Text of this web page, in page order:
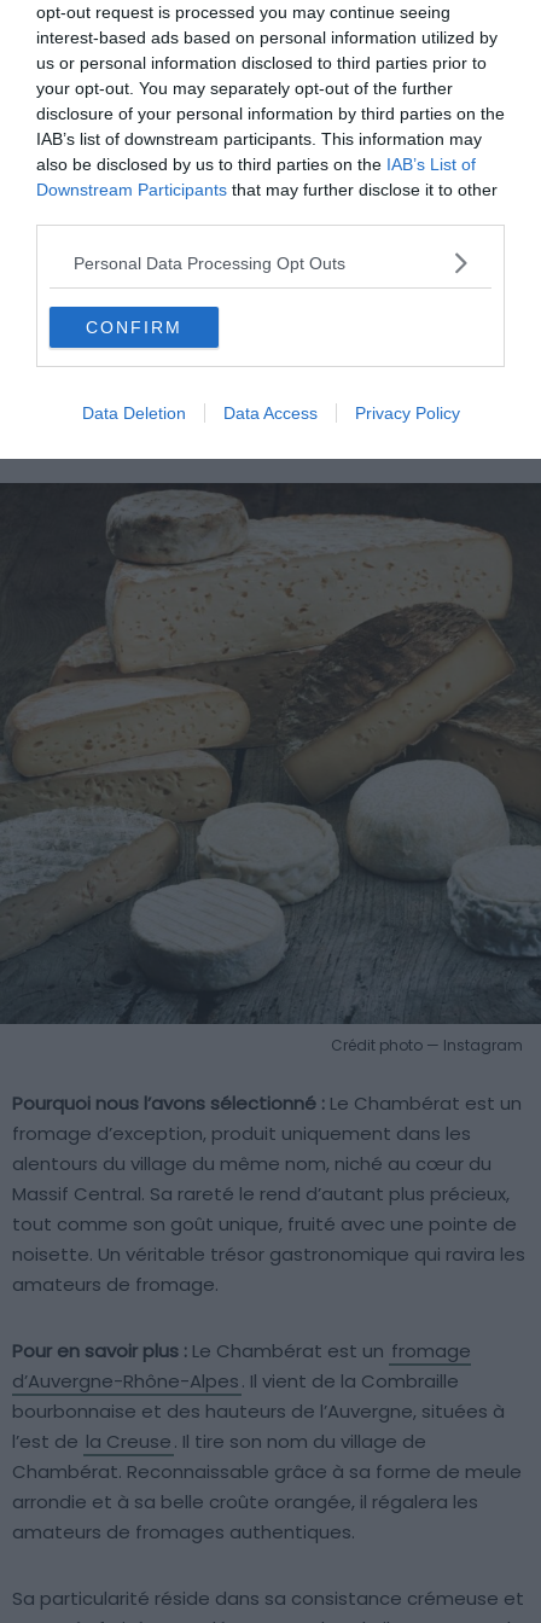
opt-out request is processed you may continue seeing
interest-based ads based on personal information utilized by
us or personal information disclosed to third parties prior to
your opt-out. You may separately opt-out of the further
disclosure of your personal information by third parties on the
IAB’s list of downstream participants. This information may
also be disclosed by us to third parties on the IAB’s List of
Downstream Participants that may further disclose it to other
Personal Data Processing Opt Outs
CONFIRM
Data Deletion Data Access Privacy Policy
À lire aussi sur le guide La gastronomie en
Auvergne-Rhône-Alpes :
Les 15 spécialités culinaires d'Auvergne-Rhône-Alpes
Les 15 fromages à déguster en Auvergne-Rhône-
Les 10 produits AOP les plus gourmands d'Auvergne-
Rhône-Alpes
Les 7 hôtels avec les meilleures tables en Auvergne-
Rhône-Alpes
Crédit photo — Instagram
Pourquoi nous l’avons sélectionné : Le Chambérat est un
fromage d’exception, produit uniquement dans les
alentours du village du même nom, niché au cœur du
Massif Central. Sa rareté le rend d’autant plus précieux,
tout comme son goût unique, fruité avec une pointe de
noisette. Un véritable trésor gastronomique qui ravira les
amateurs de fromage.
Pour en savoir plus : Le Chambérat est un fromage
d’Auvergne-Rhône-Alpes. Il vient de la Combraille
bourbonnaise et des hauteurs de l’Auvergne, situées à
l’est de la Creuse. Il tire son nom du village de
Chambérat. Reconnaissable grâce à sa forme de meule
arrondie et à sa belle croûte orangée, il régalera les
amateurs de fromages authentiques.
Sa particularité réside dans sa consistance crémeuse et